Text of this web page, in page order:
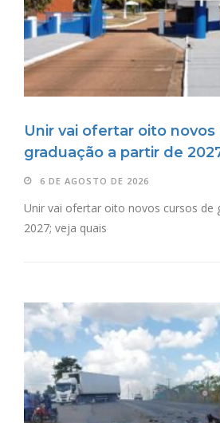
Unir vai ofertar oito novos
graduação a partir de
6 DE AGOSTO DE 2026
Unir vai ofertar oito novos cursos de
2027; veja quais